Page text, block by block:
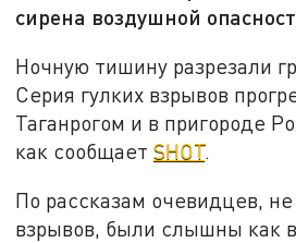
сирена воздушной
Ночную тишину разрезали
Серия гулких взрывов
Таганрогом и в пригороде
как сообщаетSHOT.
По рассказам очевидцев,
взрывов, были слышны как